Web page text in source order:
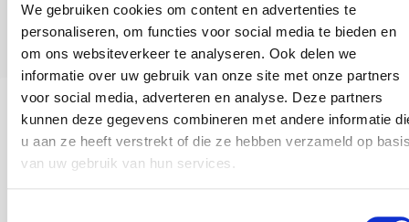
We gebruiken cookies om content en advertenties te
personaliseren, om functies voor social media te bieden en
om ons websiteverkeer te analyseren. Ook delen we
informatie over uw gebruik van onze site met onze partners
voor social media, adverteren en analyse. Deze partners
kunnen deze gegevens combineren met andere informatie
u aan ze heeft verstrekt of die ze hebben verzameld op
van uw gebruik van hun services.
Anderen bekeken ook